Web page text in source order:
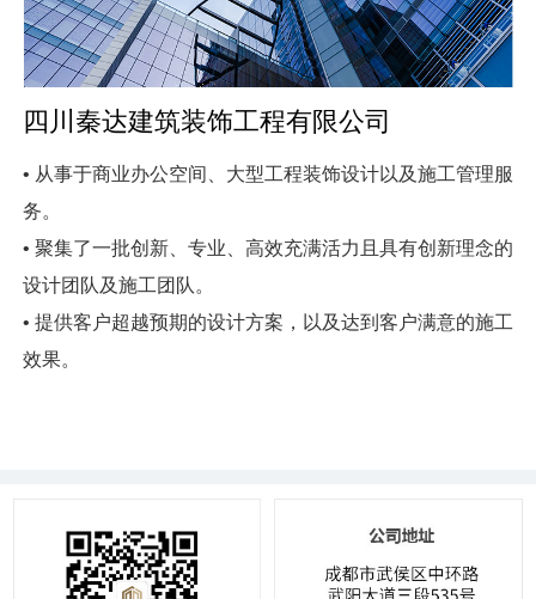
四川秦达建筑装饰工程有限公司
• 从事于商业办公空间、大型工程装饰设计以及施工管理服
务。
• 聚集了一批创新、专业、高效充满活力且具有创新理念的
设计团队及施工团队。
• 提供客户超越预期的设计方案，以及达到客户满意的施工
效果。